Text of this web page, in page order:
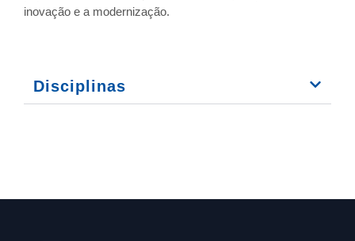
inovação e a modernização.
Disciplinas